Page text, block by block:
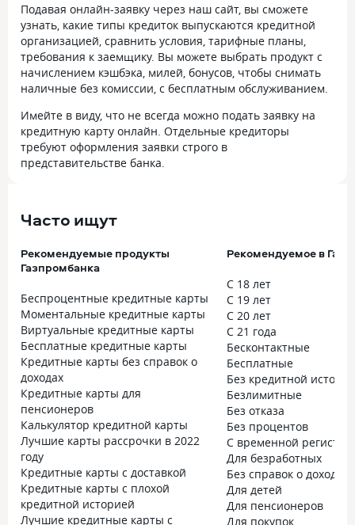
Подавая онлайн-заявку через наш сайт, вы сможете
узнать, какие типы кредиток выпускаются кредитной
организацией, сравнить условия, тарифные планы,
требования к заемщику. Вы можете выбрать продукт с
начислением кэшбэка, милей, бонусов, чтобы снимать
наличные без комиссии, с бесплатным обслуживанием.
Имейте в виду, что не всегда можно подать заявку на
кредитную карту онлайн. Отдельные кредиторы
требуют оформления заявки строго в
представительстве банка.
Часто ищут
Рекомендуемые продукты
Газпромбанка
Беспроцентные кредитные карты
Моментальные кредитные карты
Виртуальные кредитные карты
Бесплатные кредитные карты
Кредитные карты без справок о
доходах
Кредитные карты для
пенсионеров
Калькулятор кредитной карты
Лучшие карты рассрочки в 2022
году
Кредитные карты с доставкой
Кредитные карты с плохой
кредитной историей
Лучшие кредитные карты с
Рекомендуемое в
С 18 лет
С 19 лет
С 20 лет
С 21 года
Бесконтактные
Бесплатные
Без кредитной
Безлимитные
Без отказа
Без процентов
С временной
Для безработных
Без справок о доходах
Для детей
Для пенсионеров
Для покупок